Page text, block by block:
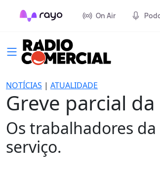
On Air
NOTÍCIAS | ATUALIDADE
Greve parcial
Os trabalhadores
serviço.